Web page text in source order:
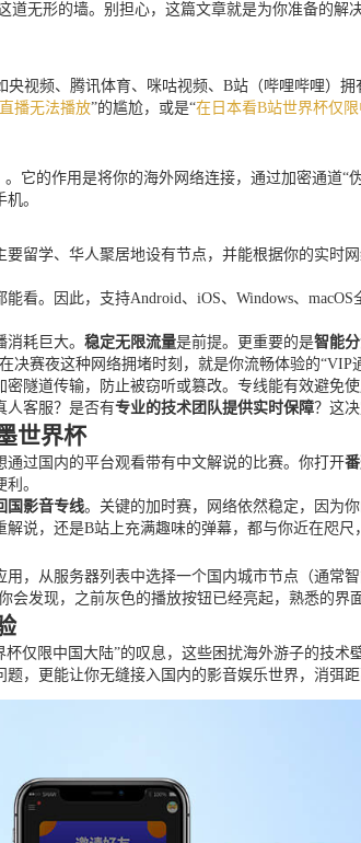
道无形的墙。别担心，这篇文章就是为你准备的
视频、腾讯体育、咪咕视频、B站（哔哩哔哩）
播无法播放”的尴尬，或是“在日本看B站世界杯仅
它的作用是将你的海外网络连接，通过加密通道
。
留学、华人聚居地设有节点，并能根据你的实时网
看。因此，支持Android、iOS、Windows、macOS
耗巨大。 稳定无限流量是前提。更重要的是智能
决赛夜这种网络拥堵时刻，就是你流畅体验的“VIP
隧道传输，防止被窃听或篡改。专线能有效避免
人客服？是否有专业的技术团队提供实时保障？这
世界杯
过国内的平台观看带有中文解说的比赛。你打开
利。
国影音专线。关键的加时赛，网络依然稳定，因为
说，还是B站上充满趣味的弹幕，都与你近在咫尺
，从服务器列表中选择一个国内城市节点（通常
发现，之前灰色的播放按钮已经亮起，熟悉的
仅限中国大陆”的叹息，这些困扰海外游子的技
，更能让你无缝接入国内的影音娱乐世界，消弭距